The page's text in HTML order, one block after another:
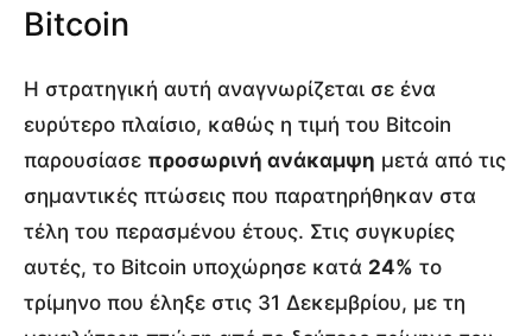
Bitcoin
Η στρατηγική αυτή αναγνωρίζεται σε ένα
ευρύτερο πλαίσιο, καθώς η τιμή του Bitcoin
παρουσίασε προσωρινή ανάκαμψη μετά από τις
σημαντικές πτώσεις που παρατηρήθηκαν στα
τέλη του περασμένου έτους. Στις συγκυρίες
αυτές, το Bitcoin υποχώρησε κατά 24% το
τρίμηνο που έληξε στις 31 Δεκεμβρίου, με τη